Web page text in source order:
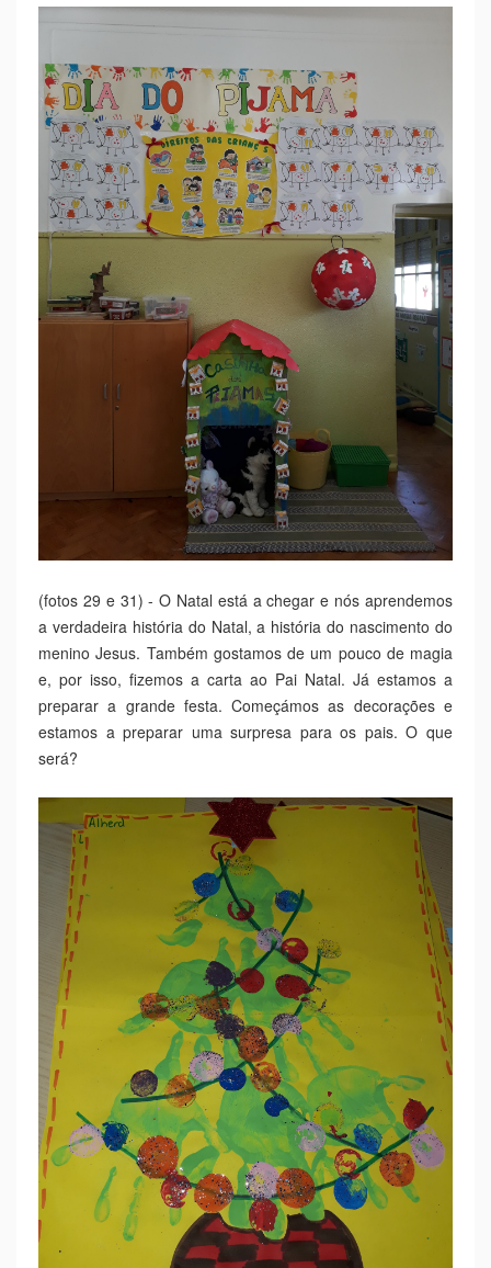
(fotos 29 e 31) - O Natal está a chegar e nós aprendemos
a verdadeira história do Natal, a história do nascimento do
menino Jesus. Também gostamos de um pouco de magia
e, por isso, fizemos a carta ao Pai Natal. Já estamos a
preparar a grande festa. Começámos as decorações e
estamos a preparar uma surpresa para os pais. O que
será?